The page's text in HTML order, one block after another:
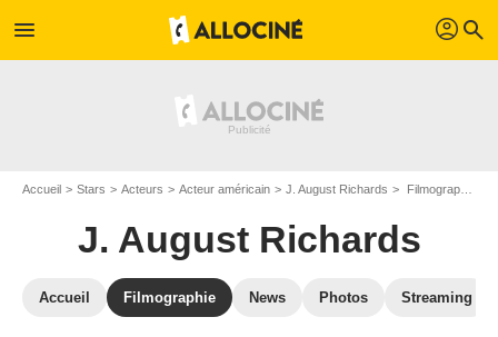
menu profil search
Accueil Stars Acteurs Acteur américain J. August Richards Filmographie J. August Richards
J. August Richards
Accueil Filmographie News Photos Streaming